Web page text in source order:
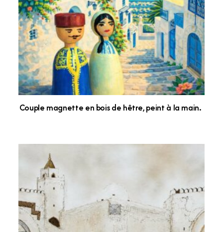
Couple magnette en bois de hêtre, peint à la main.